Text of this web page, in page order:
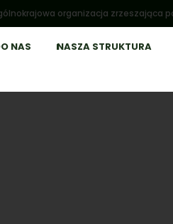
organizacja zrzeszająca
NAS NASZA STRUKTURA